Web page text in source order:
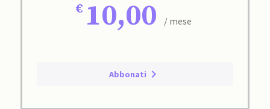
10,00 / mese
Abbonati